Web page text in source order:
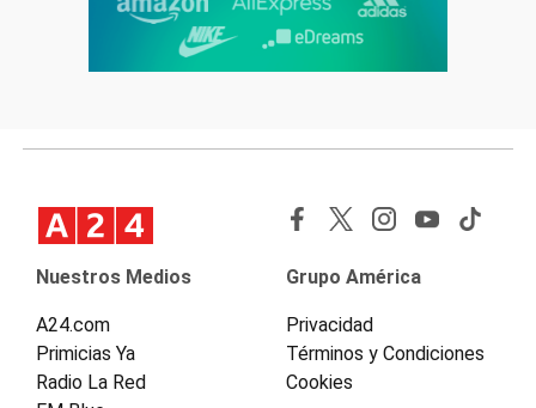
Nuestros Medios
A24.com
Primicias Ya
Radio La Red
Grupo América
Privacidad
Términos y Condiciones
Cookies